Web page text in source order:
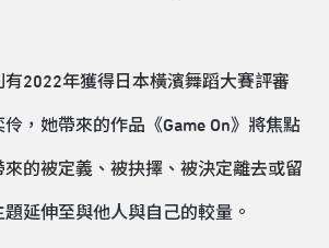
有2022年獲得日本橫濱舞蹈大賽評審
，她帶來的作品《Game On》將焦點
的被定義、被抉擇、被決定離去或留
延伸至與他人與自己的較量。